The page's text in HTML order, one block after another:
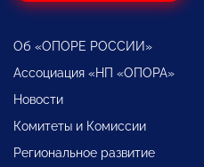
Об «ОПОРЕ РОССИИ»
Ассоциация «НП «ОПОРА»
Новости
Комитеты и Комиссии
Региональное развитие